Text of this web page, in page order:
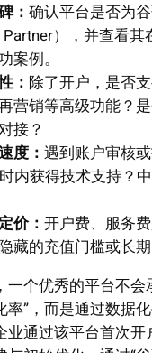
： 确认平台是否为
Partner），并查看
案例。
： 除了开户，是否
营销等高级功能？
接？
度： 遇到账户审核
内获得技术支持？
价： 开户费、服务
藏的充值门槛或长
一个优秀的平台不会
率”，而是通过数据
业通过该平台首次开